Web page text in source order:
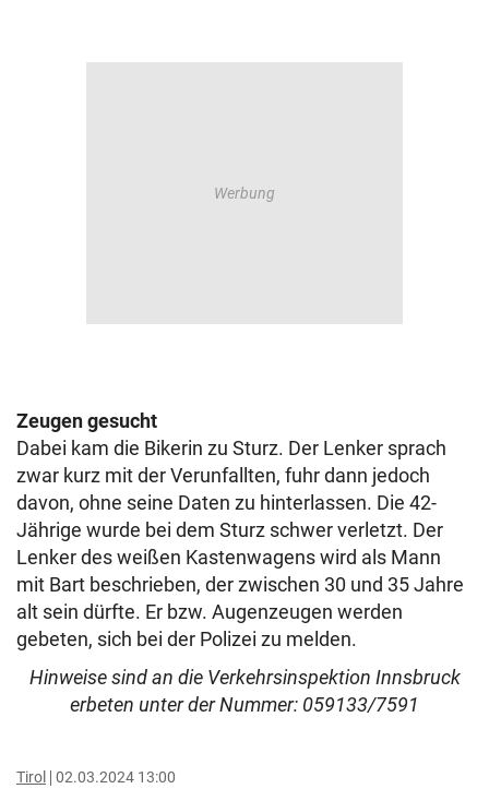
Zeugen gesucht
Dabei kam die Bikerin zu Sturz. Der Lenker sprach
zwar kurz mit der Verunfallten, fuhr dann jedoch
davon, ohne seine Daten zu hinterlassen. Die 42-
Jährige wurde bei dem Sturz schwer verletzt. Der
Lenker des weißen Kastenwagens wird als Mann
mit Bart beschrieben, der zwischen 30 und 35 Jahre
alt sein dürfte. Er bzw. Augenzeugen werden
gebeten, sich bei der Polizei zu melden.
Hinweise sind an die Verkehrsinspektion Innsbruck
erbeten unter der Nummer: 059133/7591
Tirol 02.03.2024 13:00